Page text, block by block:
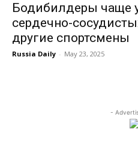
Бодибилдеры чаще
сердечно-
другие спортсмены
Russia Daily - May 23, 2025
-